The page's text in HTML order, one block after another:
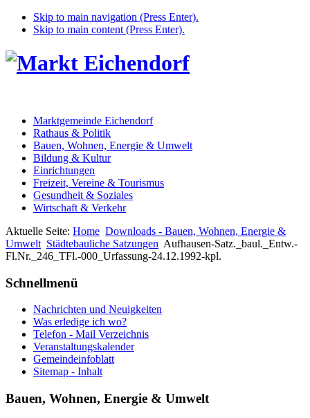
Skip to main navigation (Press Enter).
Skip to main content (Press Enter).
Marktgemeinde Eichendorf
Rathaus & Politik
Bauen, Wohnen, Energie & Umwelt
Bildung & Kultur
Einrichtungen
Freizeit, Vereine & Tourismus
Gesundheit & Soziales
Wirtschaft & Verkehr
Aktuelle Seite: Home Downloads - Bauen, Wohnen, Energie &
Umwelt Städtebauliche Satzungen Aufhausen-Satz._baul._Entw.-
Fl.Nr._246_TFl.-000_Urfassung-24.12.1992-kpl.
Schnellmenü
Nachrichten und Neuigkeiten
Was erledige ich wo?
Telefon - Mail Verzeichnis
Veranstaltungskalender
Gemeindeinfoblatt
Sitemap - Inhalt
Bauen, Wohnen, Energie & Umwelt